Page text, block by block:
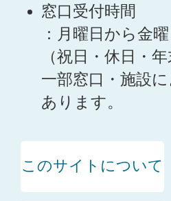
窓口受付時間
：月曜日から金
（祝日・休日・
一部窓口・施設
あります。
このサイトについて